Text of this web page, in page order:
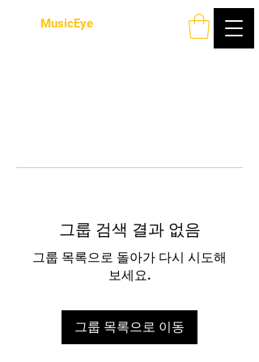
MusicEye
그룹 검색 결과 없음
그룹 목록으로 돌아가 다시 시도해
보세요.
그룹 목록으로 이동